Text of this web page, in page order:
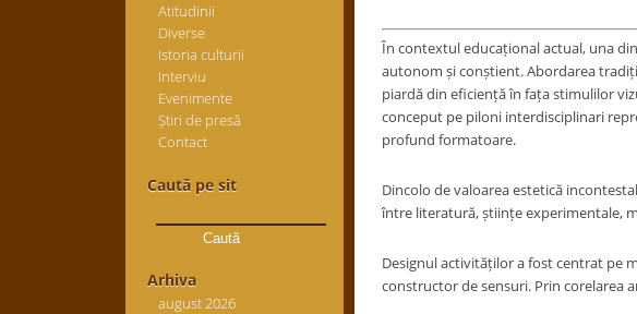
Atitudinii
Diverse
Istoria culturii
Interviu
Evenimente
Știri de presă
Contact
Caută pe sit
după:
Arhiva
august 2026
În contextul educațional actual, una
autonom și conștient. Abordarea
piardă din eficiență în fața stimulilor
conceput pe piloni interdisciplinari
profund formatoare.
Dincolo de valoarea estetică
între literatură, științe experimentale,
Designul activităților a fost centrat pe
constructor de sensuri. Prin corelarea